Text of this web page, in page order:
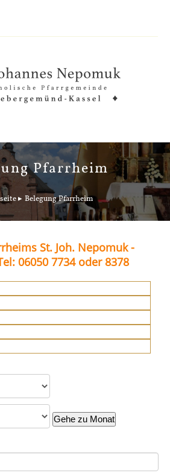
Pfarrheim
Belegung Pfarrheim
St. Joh. Nepomuk -
06050 7734 oder 8378
Gehe zu Monat